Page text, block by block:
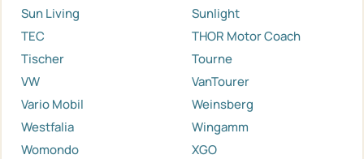
Sun Living
Sunlight
TEC
THOR Motor Coach
Tischer
Tourne
VW
VanTourer
Vario Mobil
Weinsberg
Westfalia
Wingamm
Womondo
XGO